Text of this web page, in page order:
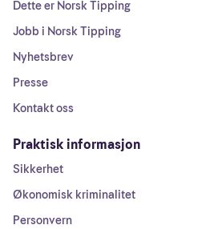
Dette er Norsk Tipping
Jobb i Norsk Tipping
Nyhetsbrev
Presse
Kontakt oss
Praktisk informasjon
Sikkerhet
Økonomisk kriminalitet
Personvern